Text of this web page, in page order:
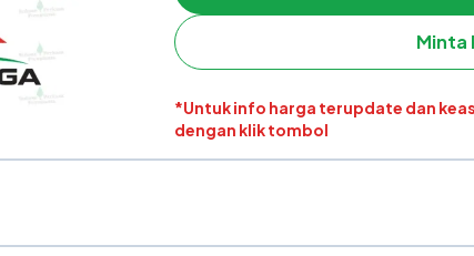
Minta
*Untuk info harga terupdate dan
dengan klik tombol